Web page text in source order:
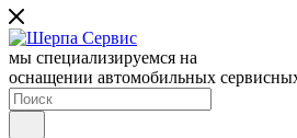
мы специализируемся на
оснащении автомобильных